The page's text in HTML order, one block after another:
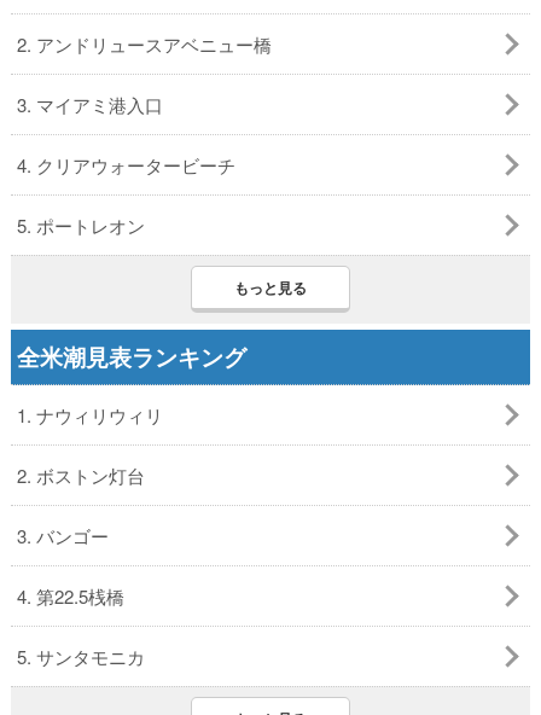
2. アンドリュースアベニュー橋
3. マイアミ港入口
4. クリアウォータービーチ
5. ポートレオン
もっと見る
全米潮見表ランキング
1. ナウィリウィリ
2. ボストン灯台
3. バンゴー
4. 第22.5桟橋
5. サンタモニカ